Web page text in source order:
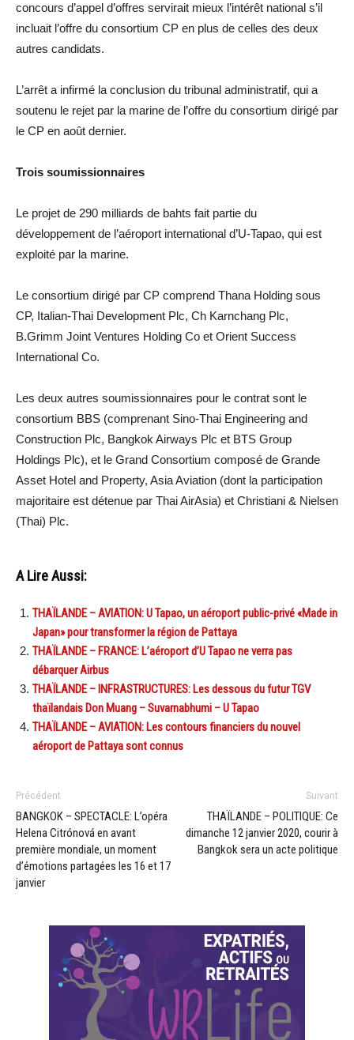
concours d’appel d’offres servirait mieux l’intérêt national s’il
incluait l’offre du consortium CP en plus de celles des deux
autres candidats.
L’arrêt a infirmé la conclusion du tribunal administratif, qui a
soutenu le rejet par la marine de l’offre du consortium dirigé par
le CP en août dernier.
Trois soumissionnaires
Le projet de 290 milliards de bahts fait partie du
développement de l’aéroport international d’U-Tapao, qui est
exploité par la marine.
Le consortium dirigé par CP comprend Thana Holding sous
CP, Italian-Thai Development Plc, Ch Karnchang Plc,
B.Grimm Joint Ventures Holding Co et Orient Success
International Co.
Les deux autres soumissionnaires pour le contrat sont le
consortium BBS (comprenant Sino-Thai Engineering and
Construction Plc, Bangkok Airways Plc et BTS Group
Holdings Plc), et le Grand Consortium composé de Grande
Asset Hotel and Property, Asia Aviation (dont la participation
majoritaire est détenue par Thai AirAsia) et Christiani & Nielsen
(Thai) Plc.
A Lire Aussi:
THAÏLANDE – AVIATION: U Tapao, un aéroport public-privé «Made in
Japan» pour transformer la région de Pattaya
THAÏLANDE – FRANCE: L’aéroport d’U Tapao ne verra pas
débarquer Airbus
THAÏLANDE – INFRASTRUCTURES: Les dessous du futur TGV
thaïlandais Don Muang – Suvarnabhumi – U Tapao
THAÏLANDE – AVIATION: Les contours financiers du nouvel
aéroport de Pattaya sont connus
Précédent
BANGKOK – SPECTACLE: L’opéra
Helena Citrónová en avant
première mondiale, un moment
d’émotions partagées les 16 et 17
janvier
Suivant
THAÏLANDE – POLITIQUE: Ce
dimanche 12 janvier 2020, courir à
Bangkok sera un acte politique